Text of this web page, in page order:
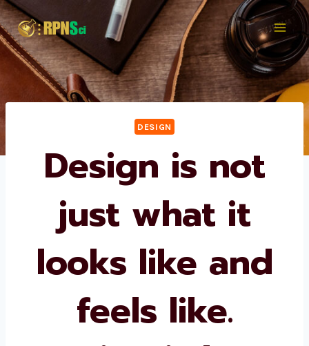
Skip
to
content
DESIGN
Design is not
just what it
looks like and
feels like.